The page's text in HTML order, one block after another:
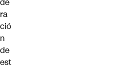
ra
ció
n
de
est